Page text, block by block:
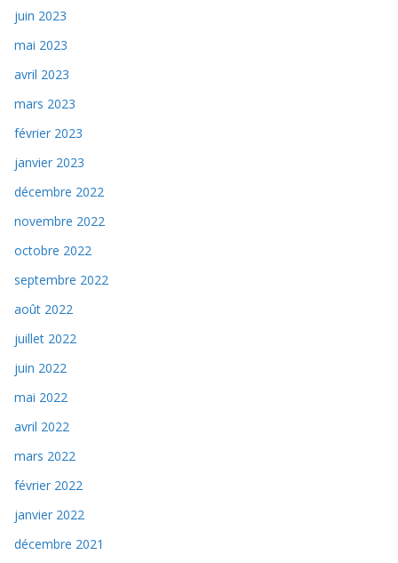
juin 2023
mai 2023
avril 2023
mars 2023
février 2023
janvier 2023
décembre 2022
novembre 2022
octobre 2022
septembre 2022
août 2022
juillet 2022
juin 2022
mai 2022
avril 2022
mars 2022
février 2022
janvier 2022
décembre 2021